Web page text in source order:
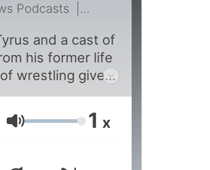
Podcasts 793 - The Wise
and a cast of
his former life
wrestling give
explore weird
share amusing
음량 1 x